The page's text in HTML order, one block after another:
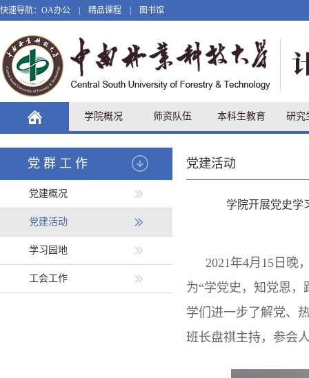
快速导航： OA办公 精品课程 图书馆
学院概况 师资队伍 本科生教育 研究
党群工作
党建概况
党建活动
学习园地
工会工作
党建活动
学院开展党史学
2021年4月15日晚
为“学党史，知党恩
学们进一步了解党、
班长盘祺主持，参会